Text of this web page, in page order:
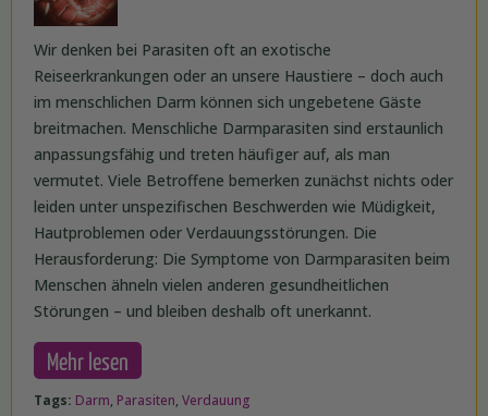
Wir denken bei Parasiten oft an exotische
Reiseerkrankungen oder an unsere Haustiere – doch auch
im menschlichen Darm können sich ungebetene Gäste
breitmachen. Menschliche Darmparasiten sind erstaunlich
anpassungsfähig und treten häufiger auf, als man
vermutet. Viele Betroffene bemerken zunächst nichts oder
leiden unter unspezifischen Beschwerden wie Müdigkeit,
Hautproblemen oder Verdauungsstörungen. Die
Herausforderung: Die Symptome von Darmparasiten beim
Menschen ähneln vielen anderen gesundheitlichen
Störungen – und bleiben deshalb oft unerkannt.
Mehr lesen
Tags: Darm, Parasiten, Verdauung